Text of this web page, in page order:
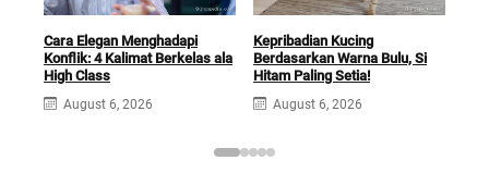
Cara Elegan Menghadapi
Konflik: 4 Kalimat Berkelas ala
High Class
August 6, 2026
Kepribadian Kucing
Berdasarkan Warna Bulu, Si
Hitam Paling Setia!
August 6, 2026